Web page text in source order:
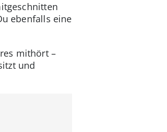
ebenfalls eine
mithört –
und